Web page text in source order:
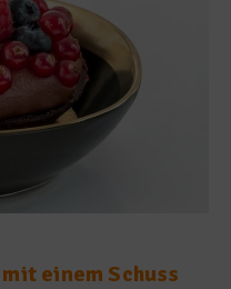
einem Schuss